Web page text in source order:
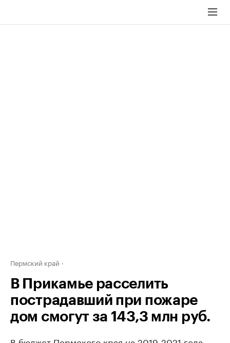
Пермский край
В Прикамье расселить
пострадавший при пожаре
дом смогут за 143,3 млн руб.